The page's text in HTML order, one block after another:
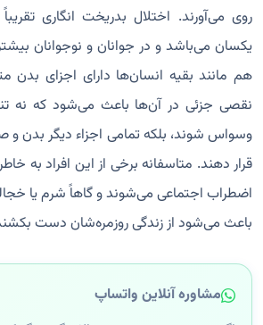
روی می‌آورند. اختلال بدریخت انگاری
یکسان می‌باشد و در جوانان و نوجوانان
هم مانند بقیه انسان‌ها دارای اجزای بدن
نقصی جزئی در آن‌ها باعث می‌‌شود که نه
وسواس شوند، بلکه تمامی اجزاء دیگر بدن و
قرار دهند. متاسفانه برخی از این افراد به
اضطراب اجتماعی می‌شوند و گاهاً شرم یا
باعث می‌شود از زندگی روزمره‌شان دست
مشاوره آنلاین واتساپ